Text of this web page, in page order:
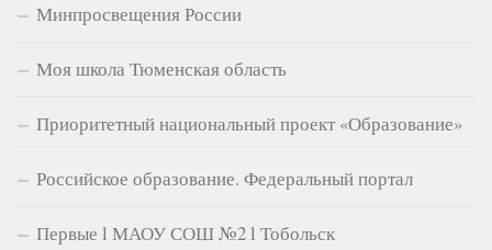
Минпросвещения России
Моя школа Тюменская область
Приоритетный национальный проект «Образование»
Российское образование. Федеральный портал
Первые l МАОУ СОШ №2 l Тобольск